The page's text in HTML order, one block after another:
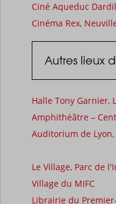
Ciné Aqueduc
Cinéma Rex,
Autres lieux
Halle Tony Garnier,
Amphithéâtre –
Auditorium de Lyon,
Le Village, Parc de
Village du MIFC
Librairie du